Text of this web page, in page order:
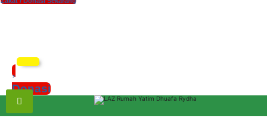
xzczc
Donasi